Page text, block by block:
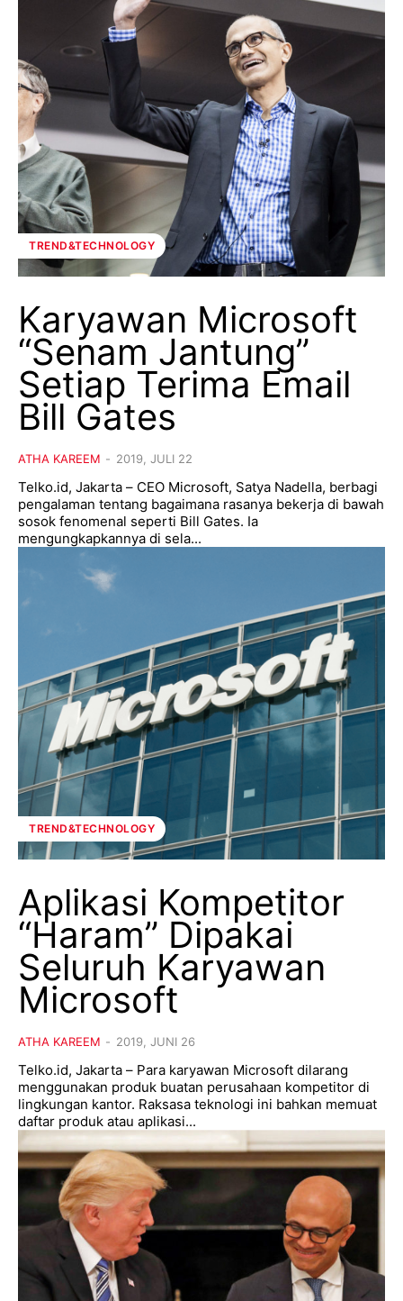
TREND&TECHNOLOGY
Karyawan Microsoft
“Senam Jantung”
Setiap Terima Email
Bill Gates
ATHA KAREEM - 2019, JULI 22
Telko.id, Jakarta – CEO Microsoft, Satya Nadella, berbagi
pengalaman tentang bagaimana rasanya bekerja di bawah
sosok fenomenal seperti Bill Gates. Ia
mengungkapkannya di sela...
TREND&TECHNOLOGY
Aplikasi Kompetitor
“Haram” Dipakai
Seluruh Karyawan
Microsoft
ATHA KAREEM - 2019, JUNI 26
Telko.id, Jakarta – Para karyawan Microsoft dilarang
menggunakan produk buatan perusahaan kompetitor di
lingkungan kantor. Raksasa teknologi ini bahkan memuat
daftar produk atau aplikasi...